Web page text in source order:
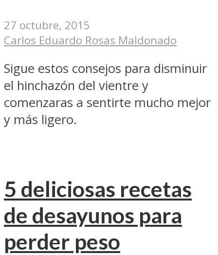
27 octubre, 2015
Carlos Eduardo Rosas Maldonado
Sigue estos consejos para disminuir
el hinchazón del vientre y
comenzaras a sentirte mucho mejor
y más ligero.
5 deliciosas recetas
de desayunos para
perder peso